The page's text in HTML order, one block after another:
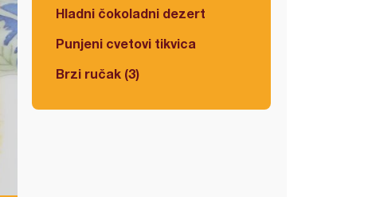
Hladni čokoladni dezert
Punjeni cvetovi tikvica
Brzi ručak (3)